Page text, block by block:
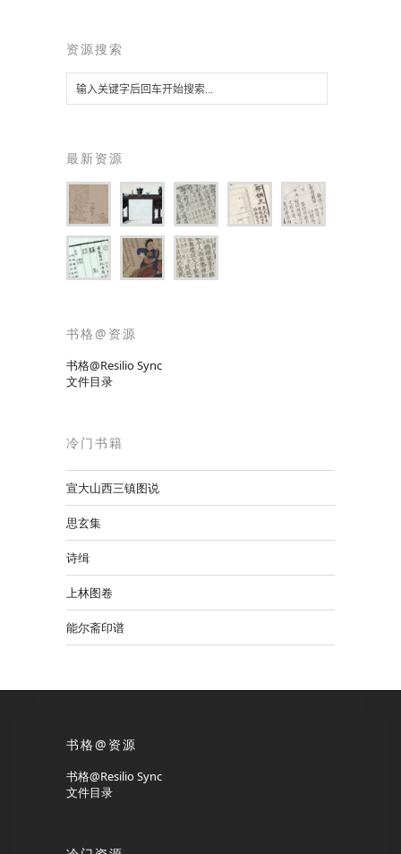
资源搜索
最新资源
书格@资源
书格@Resilio Sync
文件目录
冷门书籍
宣大山西三镇图说
思玄集
诗缉
上林图卷
能尔斋印谱
书格@资源
书格@Resilio Sync
文件目录